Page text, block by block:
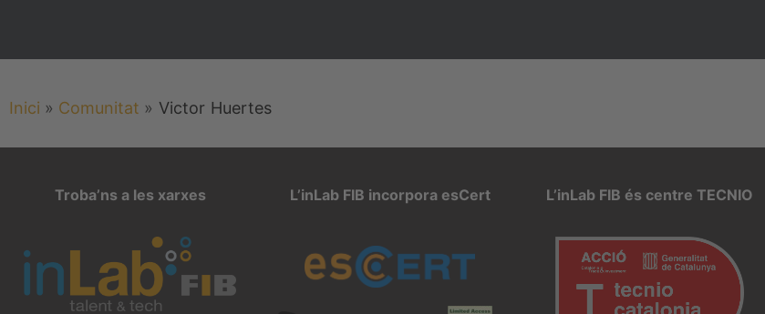
Inici » Comunitat » Victor Huertes
Troba’ns a les xarxes L’inLab FIB incorpora esCert L’inLab FIB és centre TECNIO